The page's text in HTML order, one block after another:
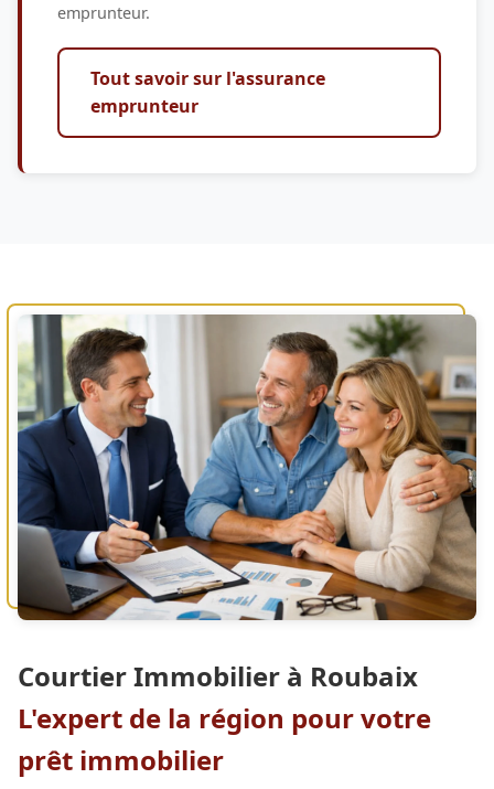
emprunteur.
Tout savoir sur l'assurance
emprunteur
Courtier Immobilier à Roubaix
L'expert de la région pour votre
prêt immobilier